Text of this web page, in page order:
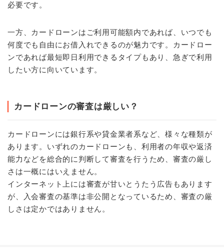
必要です。
一方、カードローンはご利用可能額内であれば、いつでも
何度でも自由にお借入れできるのが魅力です。カードロー
ンであれば最短即日利用できるタイプもあり、急ぎで利用
したい方に向いています。
カードローンの審査は厳しい？
カードローンには銀行系や貸金業者系など、様々な種類が
あります。いずれのカードローンも、利用者の年収や返済
能力などを総合的に判断して審査を行うため、審査の厳し
さは一概にはいえません。
インターネット上には審査が甘いとうたう広告もあります
が、入会審査の基準は非公開となっているため、審査の厳
しさは定かではありません。